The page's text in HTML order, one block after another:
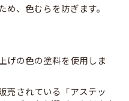
、色むらを防ぎます。
げの色の塗料を使用しま
売されている「アステッ